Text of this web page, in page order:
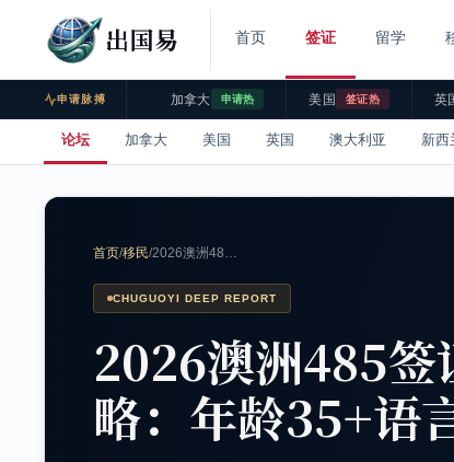
出国易 首页 签证 留学
申请脉搏 加拿大 申请热 美国 签证热 英
论坛 加拿大 美国 英国 澳大利亚 新西
首页/移民/2026澳洲48…
CHUGUOYI DEEP REPORT
2026澳洲485
略：年龄35+语